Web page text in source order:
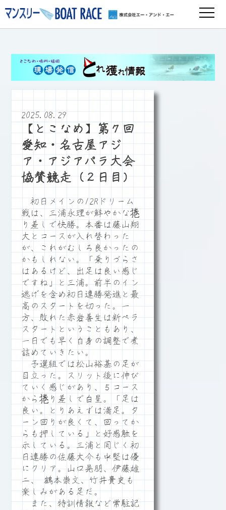
2025.08.29
【とこなめ】第７回
愛知・名古屋アジ
ア・アジアパラ大会
協賛競走（２日目）
初日メインの12Rドリーム
戦は、三浦永理が鮮やかな捲
り差しで快勝。本番は藤山翔
大とコースが入れ替わった
が、これがむしろ良かったの
かもしれない。「乗りづらさ
はあるけど、出足は良い感じ
ですね」と三浦。前半のイン
逃げを含め初日連勝発進と最
高のスタートを切った。一
方、敗れた赤岩善生は新ペラ
スタートということもあり、
一日でも早く自身の調整で煮
詰めていきたい。
予選組では松山裕基の足が
目立った。スリット後に伸び
ていく感じがあり、５コース
から捲り差しで白星。「足は
良い。とりあえずは満足。タ
ーン回りが良くて、回ってか
らも押している」と好感触を
示している。三浦と同じく初
日連勝の佐藤大介も中堅は優
にクリア。山口晃朋、伊藤雄
二、 鶴本崇文、竹井貴史も
楽しみがある足だ。
また、特訓情報など常駐記